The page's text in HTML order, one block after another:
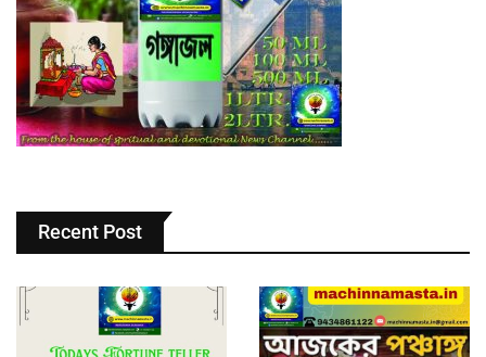
Recent Post